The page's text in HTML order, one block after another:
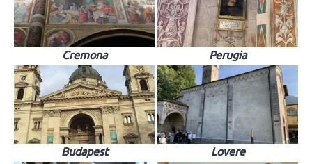
Cremona Perugia
Budapest Lovere